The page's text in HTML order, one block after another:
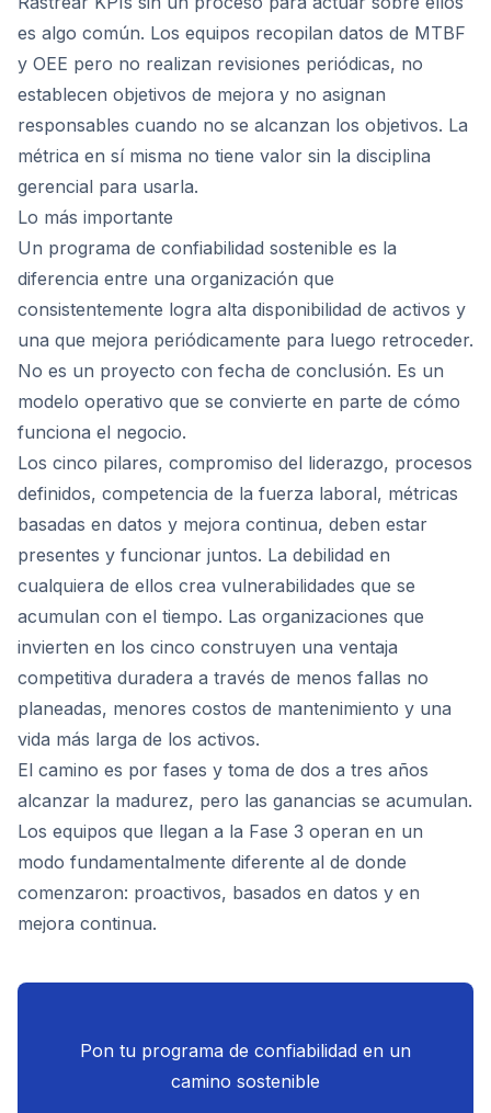
es algo común. Los equipos recopilan datos de MTBF
y OEE pero no realizan revisiones periódicas, no
establecen objetivos de mejora y no asignan
responsables cuando no se alcanzan los objetivos. La
métrica en sí misma no tiene valor sin la disciplina
gerencial para usarla.
Lo más importante
Un programa de confiabilidad sostenible es la
diferencia entre una organización que
consistentemente logra alta disponibilidad de activos y
una que mejora periódicamente para luego retroceder.
No es un proyecto con fecha de conclusión. Es un
modelo operativo que se convierte en parte de cómo
funciona el negocio.
Los cinco pilares, compromiso del liderazgo, procesos
definidos, competencia de la fuerza laboral, métricas
basadas en datos y mejora continua, deben estar
presentes y funcionar juntos. La debilidad en
cualquiera de ellos crea vulnerabilidades que se
acumulan con el tiempo. Las organizaciones que
invierten en los cinco construyen una ventaja
competitiva duradera a través de menos fallas no
planeadas, menores costos de mantenimiento y una
vida más larga de los activos.
El camino es por fases y toma de dos a tres años
alcanzar la madurez, pero las ganancias se acumulan.
Los equipos que llegan a la Fase 3 operan en un
modo fundamentalmente diferente al de donde
comenzaron: proactivos, basados en datos y en
mejora continua.
Pon tu programa de confiabilidad en un
camino sostenible